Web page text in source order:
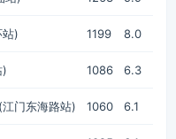
) 1199 8.0
) 1086 6.3
门东海路站) 1060 6.1